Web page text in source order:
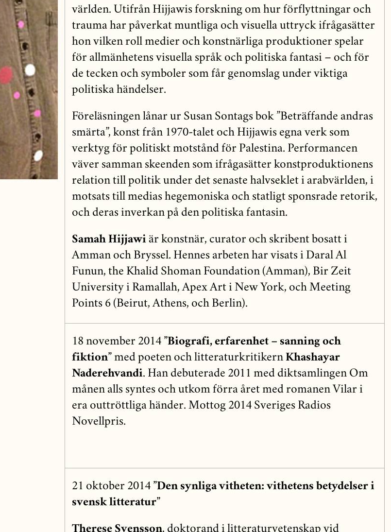
världen. Utifrån Hijjawis forskning om hur förflyttningar och
trauma har påverkat muntliga och visuella uttryck ifrågasätter
hon vilken roll medier och konstnärliga produktioner spelar
för allmänhetens visuella språk och politiska fantasi – och för
de tecken och symboler som får genomslag under viktiga
politiska händelser.
Föreläsningen lånar ur Susan Sontags bok ”Beträffande andras
smärta”, konst från 1970-talet och Hijjawis egna verk som
verktyg för politiskt motstånd för Palestina. Performancen
väver samman skeenden som ifrågasätter konstproduktionens
relation till politik under det senaste halvseklet i arabvärlden, i
motsats till medias hegemoniska och statligt sponsrade retorik,
och deras inverkan på den politiska fantasin.
Samah Hijjawiär konstnär, curator och skribent bosatt i
Amman och Bryssel. Hennes arbeten har visats i Daral Al
Funun, the Khalid Shoman Foundation (Amman), Bir Zeit
University i Ramallah, Apex Art i New York, och Meeting
Points 6 (Beirut, Athens, och Berlin).
18 november 2014 ”Biografi, erfarenhet – sanning och
fiktion” med poeten och litteraturkritikern Khashayar
Naderehvandi. Han debuterade 2011 med diktsamlingen Om
månen alls syntes och utkom förra året med romanen Vilar i
era outtröttliga händer. Mottog 2014 Sveriges Radios
Novellpris.
21 oktober 2014 ”Den synliga vitheten: vithetens betydelser i
svensk litteratur”
Therese Svensson, doktorand i litteraturvetenskap vid